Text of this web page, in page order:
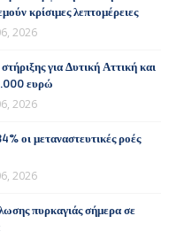
κρίσιμες λεπτομέρειες
2026
για Δυτική Αττική και
ευρώ
2026
οι μεταναστευτικές ροές
2026
πυρκαγιάς σήμερα σε